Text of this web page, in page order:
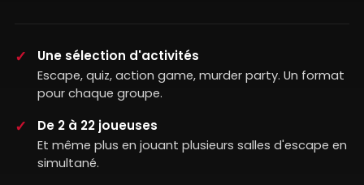
Une sélection d'activités
Escape, quiz, action game, murder party. Un format
pour chaque groupe.
De 2 à 22 joueuses
Et même plus en jouant plusieurs salles d'escape en
simultané.